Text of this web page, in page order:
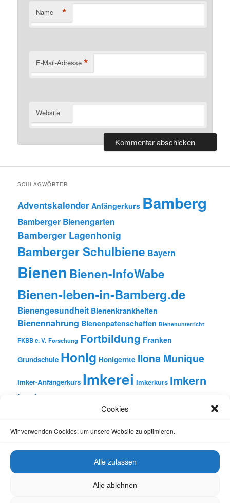
Cookies
Wir verwenden Cookies, um unsere Website zu optimieren.
Alle zulassen
Alle ablehnen
Name *
E-Mail-Adresse *
Website
SCHLAGWÖRTER
Adventskalender Anfängerkurs Bamberg
Bamberger Bienengarten
Bamberger Lagenhonig
Bamberger Schulbiene Bayern
Bienen Bienen-InfoWabe
Bienen-leben-in-Bamberg.de
Bienengesundheit Bienenkrankheiten
Bienennahrung Bienenpatenschaften Bienenunterricht
FKBB e. V. Forschung Fortbildung Franken
Grundschule Honig Honigernte Ilona Munique
Imker-Anfängerkurs Imkerei Imkerkurs Imkern
Insekten
Natur Oberfranken
Unterricht
Vortrag Wachs